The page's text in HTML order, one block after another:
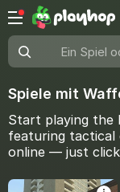
Ein Spiel oder
Spiele mit
Start playing the
featuring tactical
online — just